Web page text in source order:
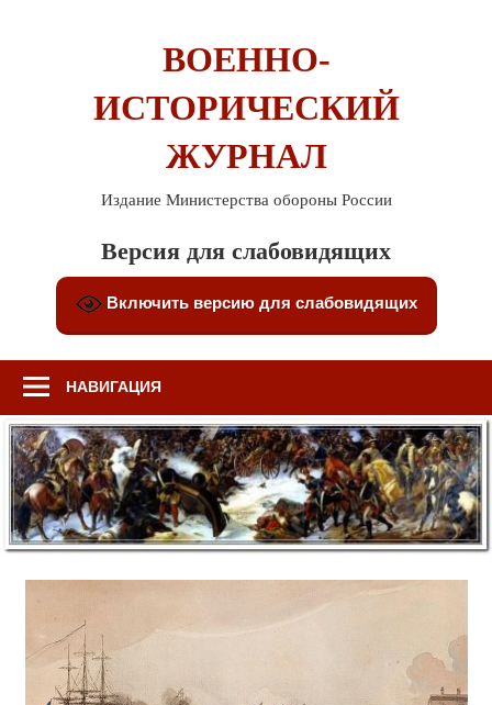
ВОЕННО-
ИСТОРИЧЕСКИЙ
ЖУРНАЛ
Издание Министерства обороны России
Версия для слабовидящих
Включить версию для слабовидящих
НАВИГАЦИЯ